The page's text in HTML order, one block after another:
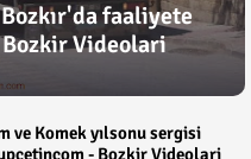
faaliyete
Videolari
ve Komek yılsonu sergisi
- Bozkir Videolari